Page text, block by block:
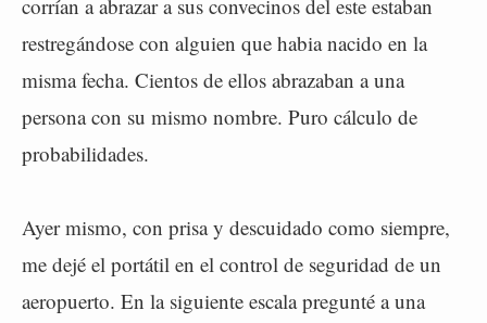
corrían a abrazar a sus convecinos del este estaban
restregándose con alguien que habia nacido en la
misma fecha. Cientos de ellos abrazaban a una
persona con su mismo nombre. Puro cálculo de
probabilidades.
Ayer mismo, con prisa y descuidado como siempre,
me dejé el portátil en el control de seguridad de un
aeropuerto. En la siguiente escala pregunté a una